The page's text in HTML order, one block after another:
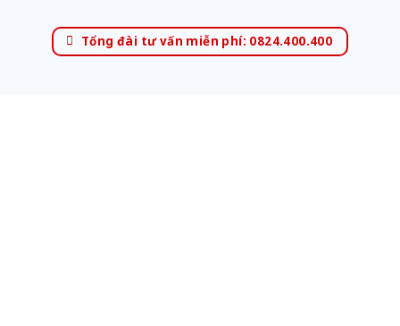
Tổng đài tư vấn miễn phí: 0824.400.400